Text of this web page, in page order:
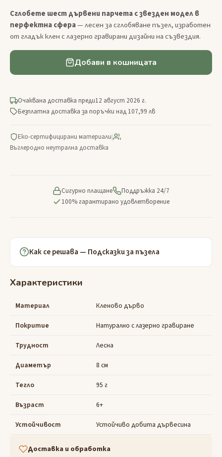
Сглобете шест дървени парчета с звезден модел в
перфектна сфера— лесен за сглобяване пъзел, изработен
от гладък клен с лазерно гравирани дизайни на съзвездия.
Добави в кошницата
Очаквана доставка преди12 август 2026 г.
Безплатна доставка за поръчки над 107,99 лв
Еко-сертифицирани материали|
Въглеродно неутрална доставка
Сигурно плащане
Поддръжка 24/7
100% гарантирано удовлетворение
Как се решава — Подсказки за пъзела
Характеристики
Материал Кленово дърво
Покритие Натурално с лазерно гравиране
Трудност Лесна
Диаметър 8 см
Тегло 95 г
Възраст 6+
Устойчивост Устойчиво добита дървесина
Доставка и обработка